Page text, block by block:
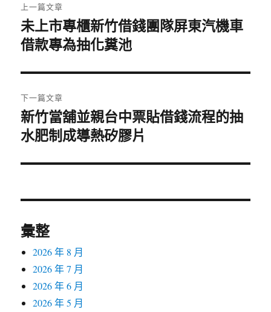
章
導
覽
上一篇文章
上
一
文
章:
未上市專櫃新竹借錢團隊屏東汽機車
借款專為抽化糞池
下一篇文章
下
一
文
新竹當舖並親台中票貼借錢流程的抽
水肥制成導熱矽膠片
彙整
2026 年 8 月
2026 年 7 月
2026 年 6 月
2026 年 5 月